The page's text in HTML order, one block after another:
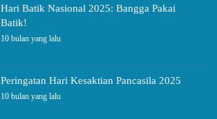
Hari Batik Nasional 2025: Bangga Pakai
Batik!
10 bulan yang lalu
Peringatan Hari Kesaktian Pancasila 2025
10 bulan yang lalu